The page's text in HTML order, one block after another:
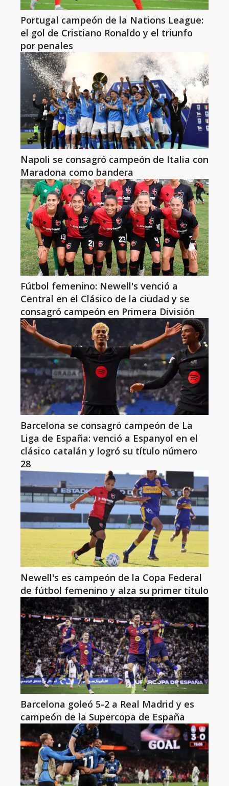
Portugal campeón de la Nations League:
el gol de Cristiano Ronaldo y el triunfo
por penales
Napoli se consagró campeón de Italia con
Maradona como bandera
Fútbol femenino: Newell's venció a
Central en el Clásico de la ciudad y se
consagró campeón en Primera División
Barcelona se consagró campeón de La
Liga de España: venció a Espanyol en el
clásico catalán y logró su título número
28
Newell's es campeón de la Copa Federal
de fútbol femenino y alza su primer título
Barcelona goleó 5-2 a Real Madrid y es
campeón de la Supercopa de España